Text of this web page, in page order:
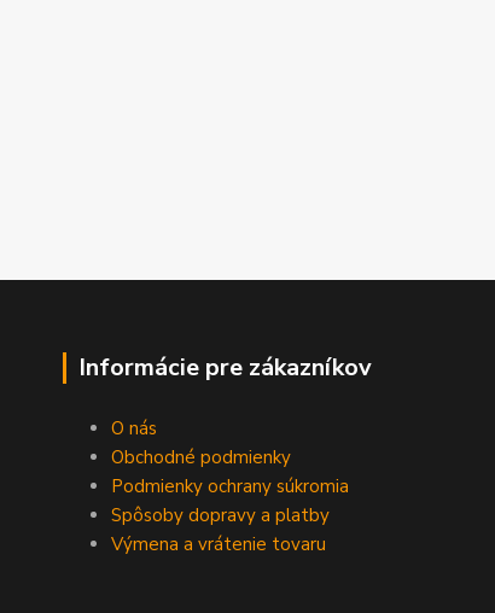
Informácie pre zákazníkov
O nás
Obchodné podmienky
Podmienky ochrany súkromia
Spôsoby dopravy a platby
Výmena a vrátenie tovaru